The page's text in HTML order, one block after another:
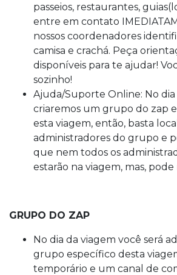
passeios, restaurantes,
entre em contato
nossos coordenadores
camisa e crachá. Peça
disponíveis para te ajudar!
sozinho!
Ajuda/Suporte Online: No dia
criaremos um grupo do zap
esta viagem, então, basta
administradores do grupo e
que nem todos os
estarão na viagem, mas,
GRUPO DO ZAP
No dia da viagem você será
grupo específico desta
temporário e um canal de